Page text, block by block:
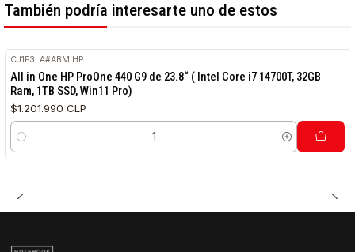
También podría interesarte uno de estos
CJ1F3LA#ABM HP
All in One HP ProOne 440 G9 de 23.8“ ( Intel Core i7 14700T, 32GB
Ram, 1TB SSD, Win11 Pro)
$1.201.990 CLP
Cantidad